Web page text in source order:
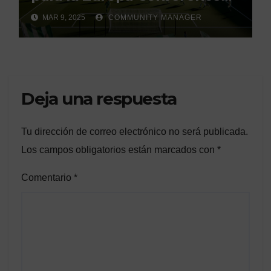
League»
MAR 9, 2025 COMMUNITY MANAGER
Deja una respuesta
Tu dirección de correo electrónico no será publicada.
Los campos obligatorios están marcados con *
Comentario *